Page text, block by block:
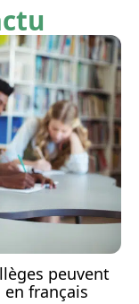
peuvent
français